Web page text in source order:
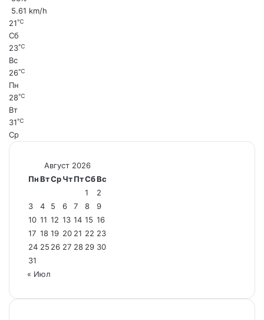
5.61 km/h
21℃
Сб
23℃
Вс
26℃
Пн
28℃
Вт
31℃
Ср
Август 2026
ПнВтСрЧтПтСбВс
1
2
3
4 5 6 7 8
9
10 11 12 13 14 15 16
17 18 19 20 21 22 23
24 25 26 27 28 29 30
31
« Июл